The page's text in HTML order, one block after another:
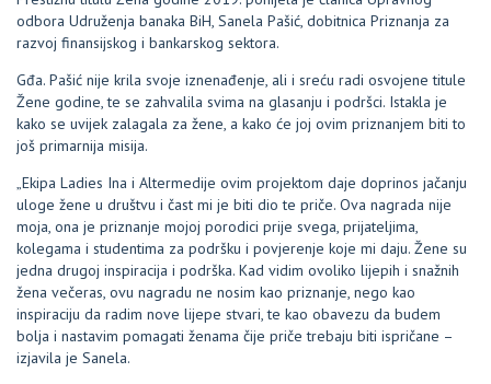
odbora Udruženja banaka BiH, Sanela Pašić, dobitnica Priznanja za
razvoj finansijskog i bankarskog sektora.
Gđa. Pašić nije krila svoje iznenađenje, ali i sreću radi osvojene titule
Žene godine, te se zahvalila svima na glasanju i podršci. Istakla je
kako se uvijek zalagala za žene, a kako će joj ovim priznanjem biti to
još primarnija misija.
„Ekipa Ladies Ina i Altermedije ovim projektom daje doprinos jačanju
uloge žene u društvu i čast mi je biti dio te priče. Ova nagrada nije
moja, ona je priznanje mojoj porodici prije svega, prijateljima,
kolegama i studentima za podršku i povjerenje koje mi daju. Žene su
jedna drugoj inspiracija i podrška. Kad vidim ovoliko lijepih i snažnih
žena večeras, ovu nagradu ne nosim kao priznanje, nego kao
inspiraciju da radim nove lijepe stvari, te kao obavezu da budem
bolja i nastavim pomagati ženama čije priče trebaju biti ispričane –
izjavila je Sanela.